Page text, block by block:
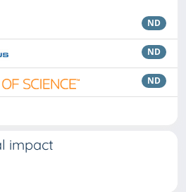
ND
ND
ND
impact